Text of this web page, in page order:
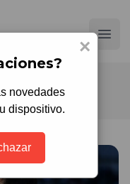
×
novedades
dispositivo.